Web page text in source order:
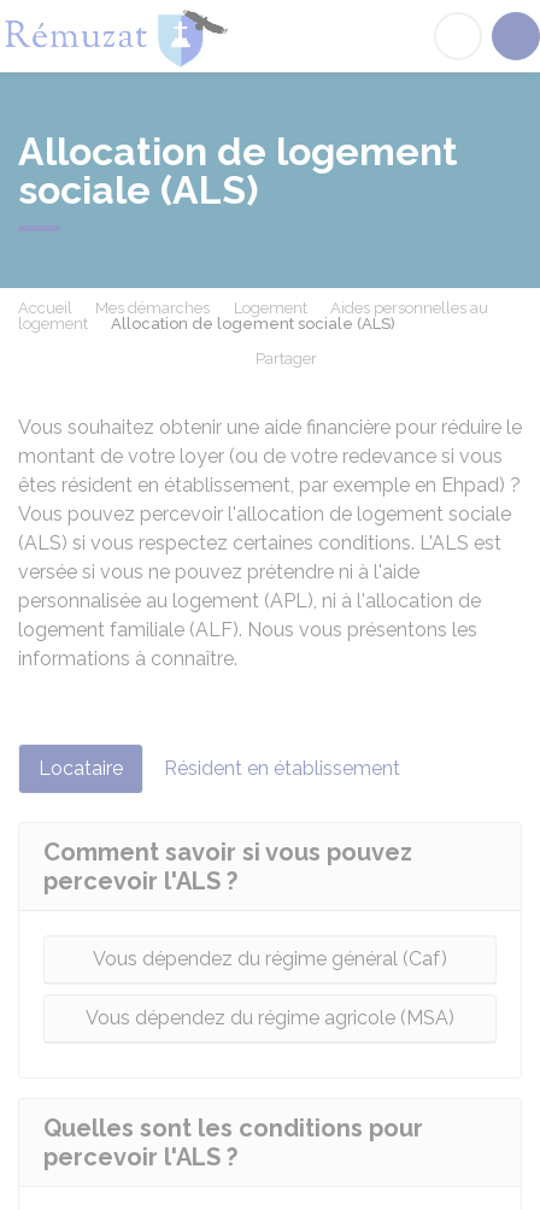
Allocation de logement
sociale (ALS)
Accueil Mes démarches Logement
Aides personnelles au
logement
Allocation de logement sociale (ALS)
Partager
Vous souhaitez obtenir une aide financière pour réduire le
montant de votre loyer (ou de votre redevance si vous
êtes résident en établissement, par exemple en Ehpad) ?
Vous pouvez percevoir l'allocation de logement sociale
(ALS) si vous respectez certaines conditions. L'ALS est
versée si vous ne pouvez prétendre ni à l'aide
personnalisée au logement (APL), ni à l'allocation de
logement familiale (ALF). Nous vous présentons les
informations à connaître.
Locataire Résident en établissement
Comment savoir si vous pouvez
percevoir l'ALS ?
Vous dépendez du régime général (Caf)
Vous dépendez du régime agricole (MSA)
Quelles sont les conditions pour
percevoir l'ALS ?